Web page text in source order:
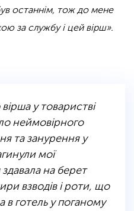
останнім, тож до мене
за службу і цей вірш».
у товаристві
неймовірного
та занурення у
мої
на берет
взводів і роти, що
в готель у поганому